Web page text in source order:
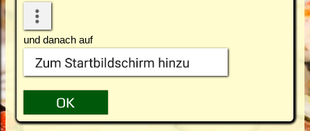
und danach auf